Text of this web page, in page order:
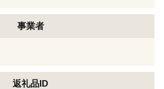
事業者
返礼品ID